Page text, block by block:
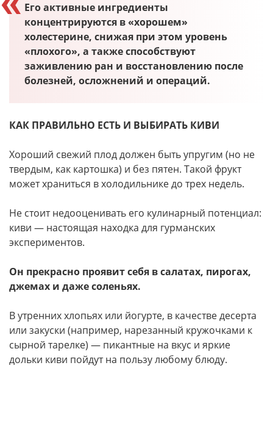
Его активные ингредиенты
концентрируются в «хорошем»
холестерине, снижая при этом уровень
«плохого», а также способствуют
заживлению ран и восстановлению после
болезней, осложнений и операций.
КАК ПРАВИЛЬНО ЕСТЬ И ВЫБИРАТЬ КИВИ
Хороший свежий плод должен быть упругим (но не
твердым, как картошка) и без пятен. Такой фрукт
может храниться в холодильнике до трех недель.
Не стоит недооценивать его кулинарный потенциал:
киви — настоящая находка для гурманских
экспериментов.
Он прекрасно проявит себя в салатах, пирогах,
джемах и даже соленьях.
В утренних хлопьях или йогурте, в качестве десерта
или закуски (например, нарезанный кружочками к
сырной тарелке) — пикантные на вкус и яркие
дольки киви пойдут на пользу любому блюду.